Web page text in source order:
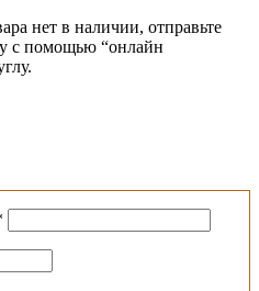
нет в наличии, отправьте
с помощью “онлайн